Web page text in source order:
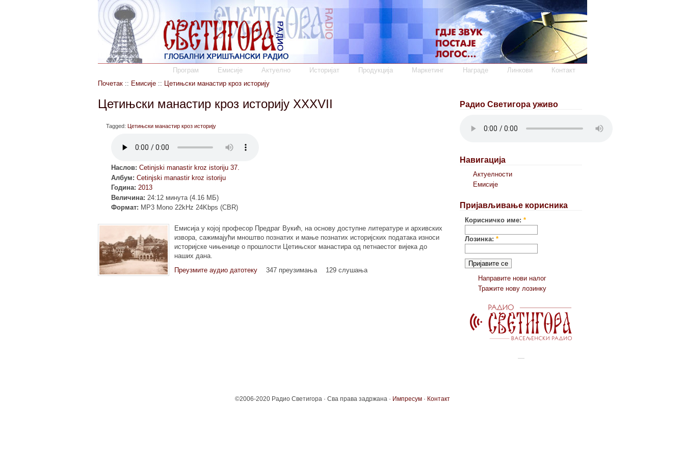
Програм Емисије Актуелно Историјат Продукција Маркетинг Награде Линкови
Контакт
Почетак :: Емисије :: Цетињски манастир кроз историју
Цетињски манастир кроз историју XXXVII
Tagged: Цетињски манастир кроз историју
Наслов: Cetinjski manastir kroz istoriju 37.
Албум: Cetinjski manastir kroz istoriju
Година: 2013
Величина: 24:12 минута (4.16 МБ)
Формат: MP3 Mono 22kHz 24Kbps (CBR)
Емисија у којој професор Предраг Вукић, на основу доступне литературе и архивских
извора, сажимајући мноштво познатих и мање познатих историјских података износи
историјске чињенице о прошлости Цетињског манастира од петнаестог вијека до
наших дана.
Преузмите аудио датотеку
347 преузимања 129 слушања
Радио Светигора уживо
Навигација
Актуелности
Емисије
Пријављивање корисника
Корисничко име: *
Лозинка: *
Направите нови налог
Тражите нову лозинку
©2006-2020 Радио Светигора · Сва права задржана · Импресум · Контакт